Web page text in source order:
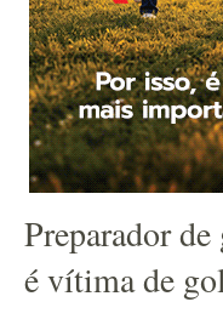
Preparador
é vítima de